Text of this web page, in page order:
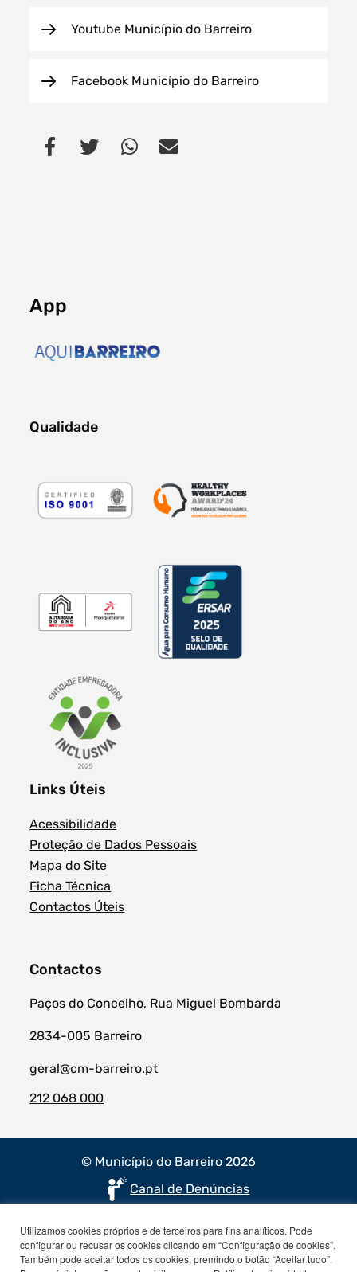
Youtube Município do Barreiro
Facebook Município do Barreiro
App
Qualidade
Links Úteis
Acessibilidade
Proteção de Dados Pessoais
Mapa do Site
Ficha Técnica
Contactos Úteis
Contactos
Paços do Concelho, Rua Miguel Bombarda
2834-005 Barreiro
geral@cm-barreiro.pt
212 068 000
© Município do Barreiro 2026
Canal de Denúncias
Utilizamos cookies próprios e de terceiros para fins analíticos. Pode
configurar ou recusar os cookies clicando em “Configuração de cookies”.
Também pode aceitar todos os cookies, premindo o botão “Aceitar tudo”.